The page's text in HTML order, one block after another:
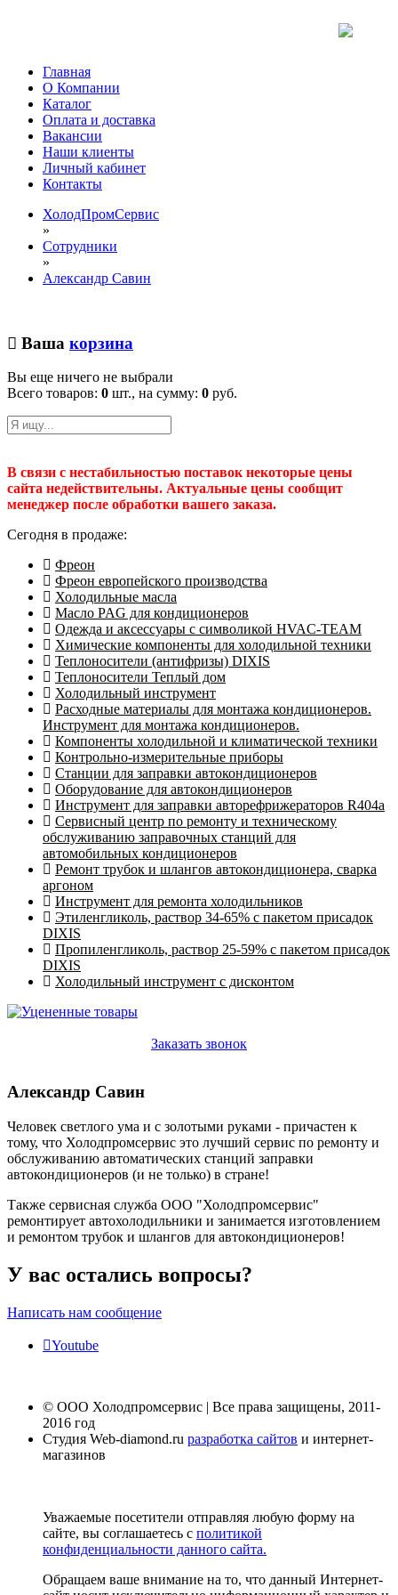
Главная
О Компании
Каталог
Оплата и доставка
Вакансии
Наши клиенты
Личный кабинет
Контакты
ХолодПромСервис
»
Сотрудники
»
Александр Савин
Ваша корзина
Вы еще ничего не выбрали
Всего товаров: 0 шт., на сумму: 0 руб.
В связи с нестабильностью поставок некоторые цены
сайта недействительны. Актуальные цены сообщит
менеджер после обработки вашего заказа.
Сегодня в продаже:
Фреон
Фреон европейского производства
Холодильные масла
Масло PAG для кондиционеров
Одежда и аксессуары с символикой HVAC-TEAM
Химические компоненты для холодильной техники
Теплоносители (антифризы) DIXIS
Теплоносители Теплый дом
Холодильный инструмент
Расходные материалы для монтажа кондиционеров.
Инструмент для монтажа кондиционеров.
Компоненты холодильной и климатической техники
Контрольно-измерительные приборы
Станции для заправки автокондиционеров
Оборудование для автокондиционеров
Инструмент для заправки авторефрижераторов R404a
Сервисный центр по ремонту и техническому
обслуживанию заправочных станций для
автомобильных кондиционеров
Ремонт трубок и шлангов автокондиционера, сварка
аргоном
Инструмент для ремонта холодильников
Этиленгликоль, раствор 34-65% с пакетом присадок
DIXIS
Пропиленгликоль, раствор 25-59% с пакетом присадок
DIXIS
Холодильный инструмент с дисконтом
Заказать звонок
Александр Савин
Человек светлого ума и с золотыми руками - причастен к
тому, что Холодпромсервис это лучший сервис по ремонту и
обслуживанию автоматических станций заправки
автокондиционеров (и не только) в стране!
Также сервисная служба ООО "Холодпромсервис"
ремонтирует автохолодильники и занимается изготовлением
и ремонтом трубок и шлангов для автокондиционеров!
У вас остались вопросы?
Написать нам сообщение
Youtube
© ООО Холодпромсервис | Все права защищены, 2011-
2016 год
Студия Web-diamond.ru разработка сайтов и интернет-
магазинов
Уважаемые посетители отправляя любую форму на
сайте, вы соглашаетесь с политикой
конфиденциальности данного сайта.
Обращаем ваше внимание на то, что данный Интернет-